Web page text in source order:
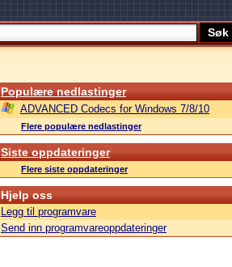
Populære nedlastinger
ADVANCED Codecs for Windows 7/8/10
Flere populære nedlastinger
Siste oppdateringer
Flere siste oppdateringer
Hjelp oss
Legg til programvare
Send inn programvareoppdateringer